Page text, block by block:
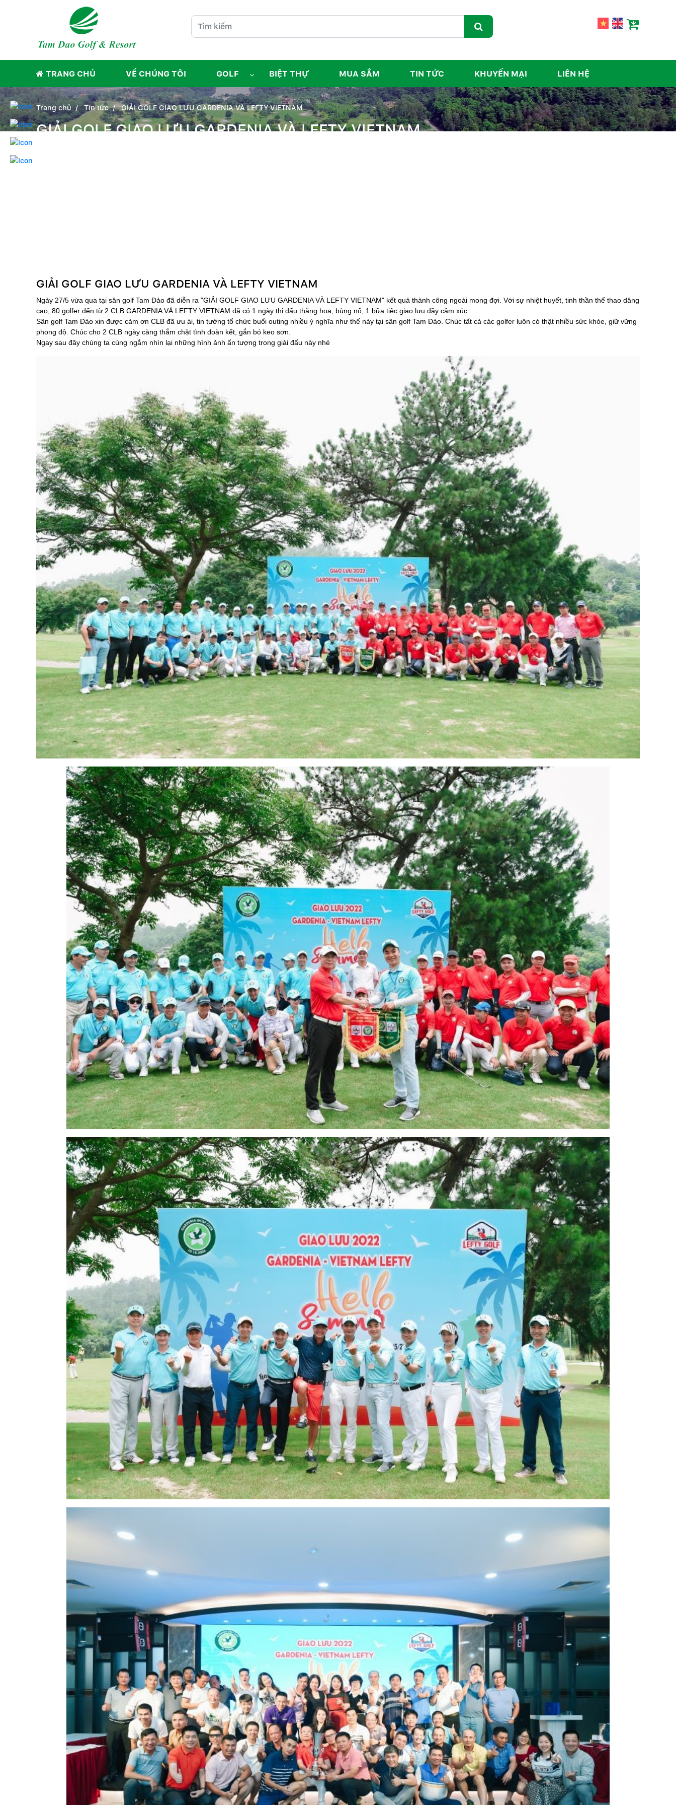
TRANG CHỦ VỀ CHÚNG TÔI GOLF BIỆT THỰ MUA SẮM TIN TỨC KHUYẾN MẠI LIÊN HỆ
Trang chủ Tin tức GIẢI GOLF GIAO LƯU GARDENIA VÀ LEFTY VIETNAM
GIẢI GOLF GIAO LƯU GARDENIA VÀ LEFTY VIETNAM
GIẢI GOLF GIAO LƯU GARDENIA VÀ LEFTY VIETNAM
Ngày 27/5 vừa qua tại sân golf Tam Đảo đã diễn ra "GIẢI GOLF GIAO LƯU GARDENIA VÀ LEFTY VIETNAM" kết quả thành công ngoài mong đợi. Với sự nhiệt huyết, tinh thần thể thao dâng
cao, 80 golfer đến từ 2 CLB GARDENIA VÀ LEFTY VIETNAM đã có 1 ngày thi đấu thăng hoa, bùng nổ, 1 bữa tiệc giao lưu đầy cảm xúc.
Sân golf Tam Đảo xin được cảm ơn CLB đã ưu ái, tin tưởng tổ chức buổi outing nhiều ý nghĩa như thế này tại sân golf Tam Đảo. Chúc tất cả các golfer luôn có thật nhiều sức khỏe, giữ vững
phong độ. Chúc cho 2 CLB ngày càng thắm chặt tình đoàn kết, gắn bó keo sơn.
Ngay sau đây chúng ta cùng ngắm nhìn lại những hình ảnh ấn tượng trong giải đấu này nhé